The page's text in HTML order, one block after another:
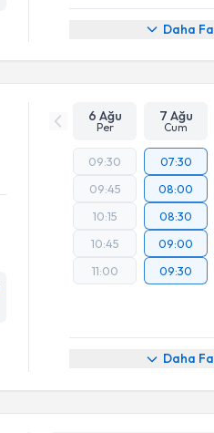
Daha
6 Ağu
Per
7 Ağu
Cum
09:30
09:45
10:15
10:45
11:00
07:30
08:00
08:30
09:00
09:30
Daha
Randevu Takvimi Talebi